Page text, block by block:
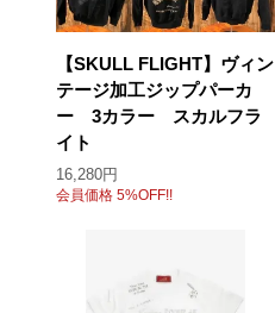
【SKULL FLIGHT】ヴィン
テージ加工ジップパーカ
ー 3カラー スカルフラ
イト
16,280円
会員価格 5%OFF!!